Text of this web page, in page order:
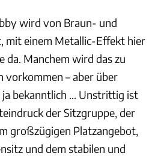
wird von Braun- und
mit einem Metallic-Effekt hier
da. Manchem wird das zu
vorkommen – aber über
ja bekanntlich ... Unstrittig ist
der Sitzgruppe, der
großzügigen Platzangebot,
und dem stabilen und